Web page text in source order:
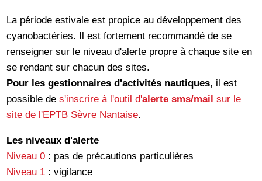
La période estivale est propice au développement des
cyanobactéries. Il est fortement recommandé de se
renseigner sur le niveau d'alerte propre à chaque site en
se rendant sur chacun des sites.
Pour les gestionnaires d'activités nautiques, il est
possible des'inscrire à l'outil d'alerte sms/mail sur le
site de l'EPTB Sèvre Nantaise.
Les niveaux d'alerte
Niveau 0 : pas de précautions particulières
Niveau 1 : vigilance